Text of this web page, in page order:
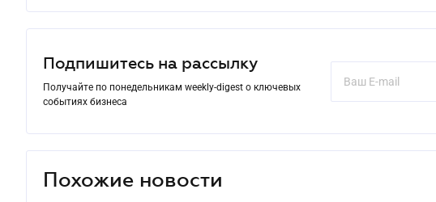
Подпишитесь на рассылку
Получайте по понедельникам weekly-digest о ключевых
событиях бизнеса
Похожие новости